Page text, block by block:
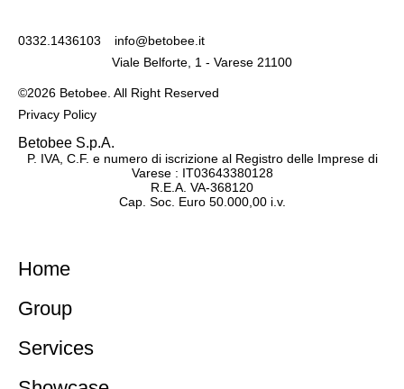
Betobee S.p.A.
P. IVA, C.F. e numero di iscrizione al Registro delle Imprese di
Varese : IT03643380128
R.E.A. VA-368120
Cap. Soc. Euro 50.000,00 i.v.
0332.1436103
info@betobee.it
Viale Belforte, 1 - Varese 21100
©2026 Betobee. All Right Reserved
Privacy Policy
Inactive
Home
Group
Services